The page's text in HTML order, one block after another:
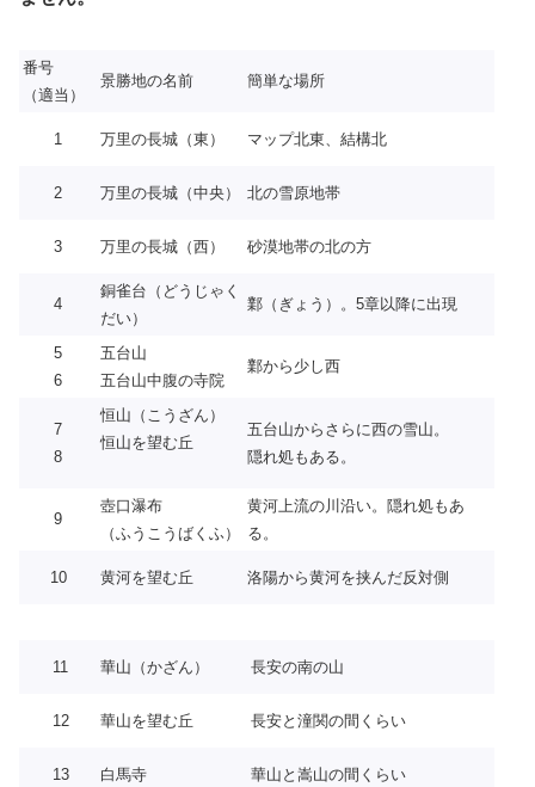
番号
（適当）
景勝地の名前 簡単な場所
1 万里の長城（東） マップ北東、結構北
2 万里の長城（中央） 北の雪原地帯
3 万里の長城（西） 砂漠地帯の北の方
4
銅雀台（どうじゃく
だい）
鄴（ぎょう）。5章以降に出現
5
6
五台山
五台山中腹の寺院
鄴から少し西
7
8
恒山（こうざん）
恒山を望む丘
五台山からさらに西の雪山。
隠れ処もある。
9
壺口瀑布
（ふうこうばくふ）
黄河上流の川沿い。隠れ処もあ
る。
10 黄河を望む丘 洛陽から黄河を挟んだ反対側
11 華山（かざん） 長安の南の山
12 華山を望む丘 長安と潼関の間くらい
13 白馬寺 華山と嵩山の間くらい